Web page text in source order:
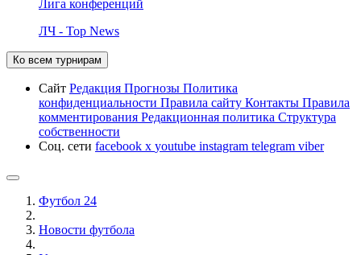
Лига конференций
ЛЧ - Top News
Ко всем турнирам
Сайт Редакция Прогнозы Политика
конфиденциальности Правила сайту Контакты Правила
комментирования Редакционная политика Структура
собственности
Соц. сети facebook x youtube instagram telegram viber
Футбол 24
Новости футбола